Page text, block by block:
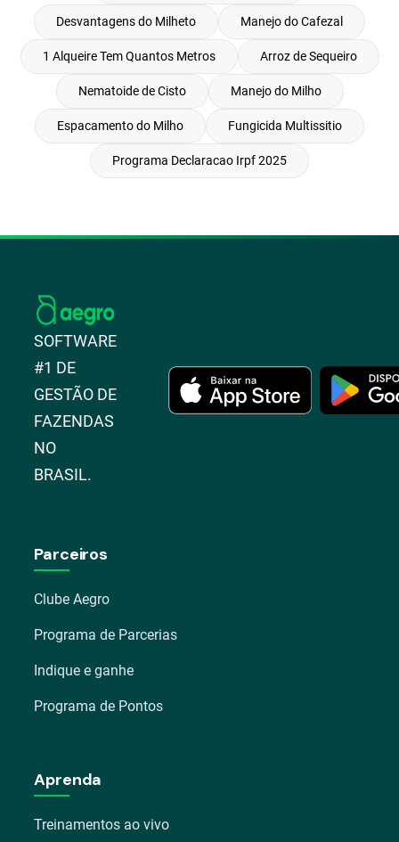
Desvantagens do Milheto Manejo do Cafezal
1 Alqueire Tem Quantos Metros Arroz de Sequeiro
Nematoide de Cisto Manejo do Milho
Espacamento do Milho Fungicida Multissitio
Programa Declaracao Irpf 2025
SOFTWARE
#1 DE
GESTÃO DE
FAZENDAS
NO
BRASIL.
Parceiros
Clube Aegro
Programa de Parcerias
Indique e ganhe
Programa de Pontos
Aprenda
Treinamentos ao vivo